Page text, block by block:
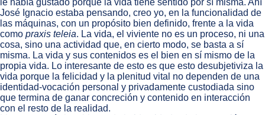
José Ignacio estaba pensando, creo yo, en la funcionalidad de
las máquinas, con un propósito bien definido, frente a la vida
como praxis teleia. La vida, el viviente no es un proceso, ni una
cosa, sino una actividad que, en cierto modo, se basta a sí
misma. La vida y sus contenidos es el bien en sí mismo de la
propia vida. Lo interesante de esto es que esto desubjetiviza la
vida porque la felicidad y la plenitud vital no dependen de una
identidad-vocación personal y privadamente custodiada sino
que termina de ganar concreción y contenido en interacción
con el resto de la realidad.